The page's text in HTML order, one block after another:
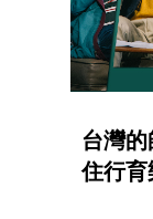
台灣
住行育